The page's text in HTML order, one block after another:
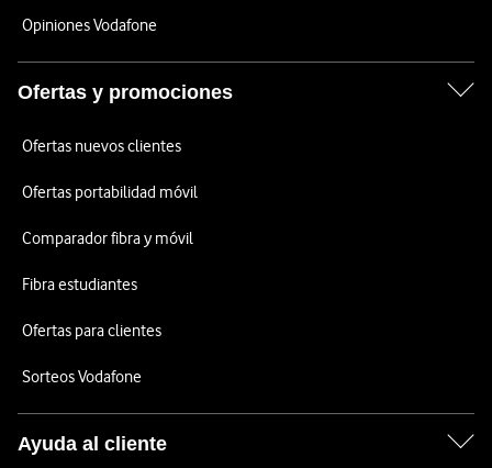
Opiniones Vodafone
Ofertas y promociones
Ofertas nuevos clientes
Ofertas portabilidad móvil
Comparador fibra y móvil
Fibra estudiantes
Ofertas para clientes
Sorteos Vodafone
Ayuda al cliente